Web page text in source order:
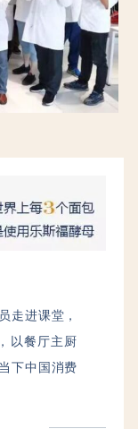
走进课堂，
以餐厅主厨
下中国消费